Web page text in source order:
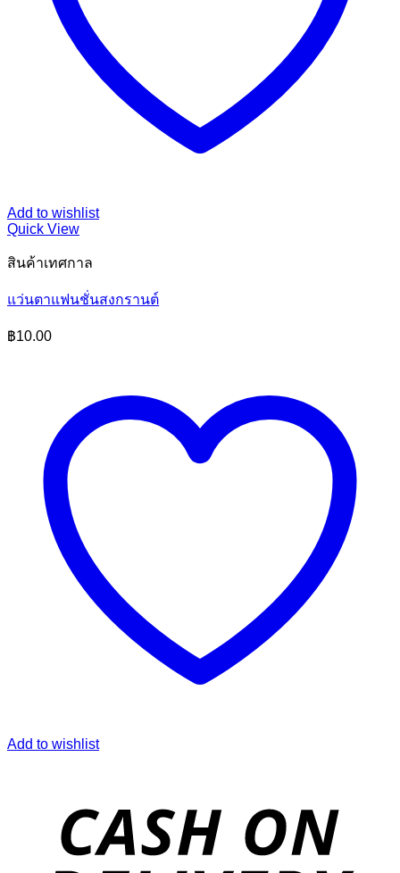
Add to wishlist
Quick View
สินค้าเทศกาล
แว่นตาแฟนชั่นสงกรานต์
฿10.00
Add to wishlist